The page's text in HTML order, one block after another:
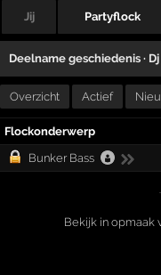
Jij Partyflock
Deelname geschiedenis ·
Overzicht Actief
Flockonderwerp
Bunker Bass
Bekijk in opmaak